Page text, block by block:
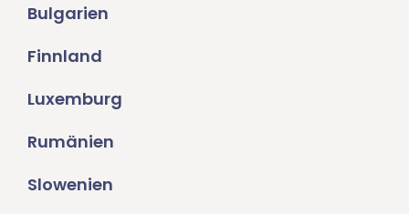
Bulgarien
Finnland
Luxemburg
Rumänien
Slowenien